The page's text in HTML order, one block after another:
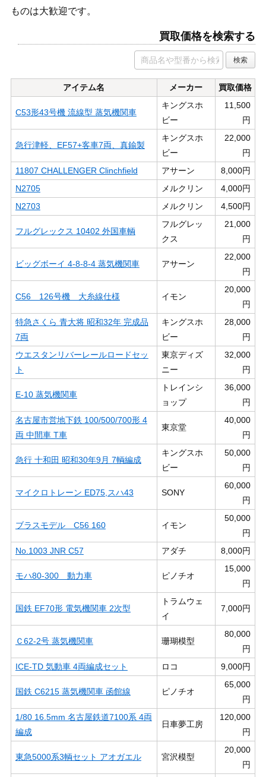
ものは大歓迎です。
買取価格を検索する
アイテム名 メーカー 買取価格
C53形43号機 流線型 蒸気機関車
キングスホ
ビー
11,500
円
急行津軽、EF57+客車7両、真鍮製
キングスホ
ビー
22,000
円
11807 CHALLENGER Clinchfield
アサーン
8,000円
N2705
メルクリン
4,000円
N2703
メルクリン 4,500円
フルグレックス 10402 外国車輌
フルグレッ
クス
21,000
円
ビッグボーイ 4-8-8-4 蒸気機関車 アサーン
22,000
円
C56 126号機 大糸線仕様 イモン
20,000
円
特急さくら 青大将 昭和32年 完成品
7両
キングスホ
ビー
28,000
円
ウエスタンリバーレールロードセッ
ト
東京ディズ
ニー
32,000
円
E-10 蒸気機関車
トレインシ
ョップ
36,000
円
名古屋市営地下鉄 100/500/700形 4
両 中間車 T車
東京堂
40,000
円
急行 十和田 昭和30年9月 7輌編成
キングスホ
ビー
50,000
円
マイクロトレーン ED75,スハ43 SONY
60,000
円
ブラスモデル C56 160 イモン
50,000
円
No.1003 JNR C57
アダチ 8,000円
モハ80-300 動力車 ピノチオ
15,000
円
国鉄 EF70形 電気機関車 2次型
トラムウェ
イ
7,000円
Ｃ62-2号 蒸気機関車 珊瑚模型
80,000
円
ICE-TD 気動車 4両編成セット
ロコ 9,000円
国鉄 C6215 蒸気機関車 函館線 ピノチオ
65,000
円
1/80 16.5mm 名古屋鉄道7100系 4両
編成
日車夢工房
120,000
円
東急5000系3輌セット アオガエル 宮沢模型
20,000
円